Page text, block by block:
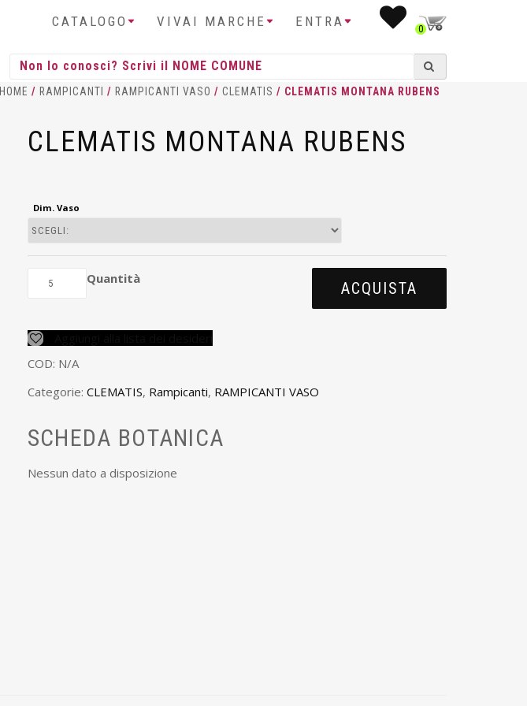
CATALOGO VIVAI MARCHE ENTRA 0
HOME / RAMPICANTI / RAMPICANTI VASO / CLEMATIS / CLEMATIS MONTANA RUBENS
CLEMATIS MONTANA RUBENS
Dim. Vaso
Quantità
ACQUISTA
COD: N/A
Categorie: CLEMATIS, Rampicanti, RAMPICANTI VASO
SCHEDA BOTANICA
Nessun dato a disposizione